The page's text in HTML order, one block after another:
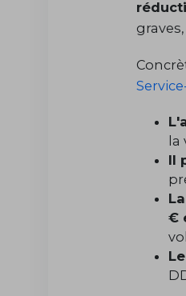
graves,
la
Il
€